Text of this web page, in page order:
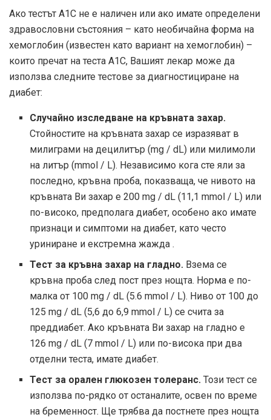
Ако тестът A1C не е наличен или ако имате определени
здравословни състояния – като необичайна форма на
хемоглобин (известен като вариант на хемоглобин) –
които пречат на теста A1C, Вашият лекар може да
използва следните тестове за диагностициране на
диабет:
Случайно изследване на кръвната захар.
Стойностите на кръвната захар се изразяват в
милиграми на децилитър (mg / dL) или милимоли
на литър (mmol / L). Независимо кога сте яли за
последно, кръвна проба, показваща, че нивото на
кръвната Ви захар е 200 mg / dL (11,1 mmol / L) или
по-високо, предполага диабет, особено ако имате
признаци и симптоми на диабет, като често
уриниране и екстремна жажда .
Тест за кръвна захар на гладно. Взема се
кръвна проба след пост през нощта. Норма е по-
малка от 100 mg / dL (5.6 mmol / L). Ниво от 100 до
125 mg / dL (5,6 до 6,9 mmol / L) се счита за
преддиабет. Ако кръвната Ви захар на гладно е
126 mg / dL (7 mmol / L) или по-висока при два
отделни теста, имате диабет.
Тест за орален глюкозен толеранс. Този тест се
използва по-рядко от останалите, освен по време
на бременност. Ще трябва да постнете през нощта